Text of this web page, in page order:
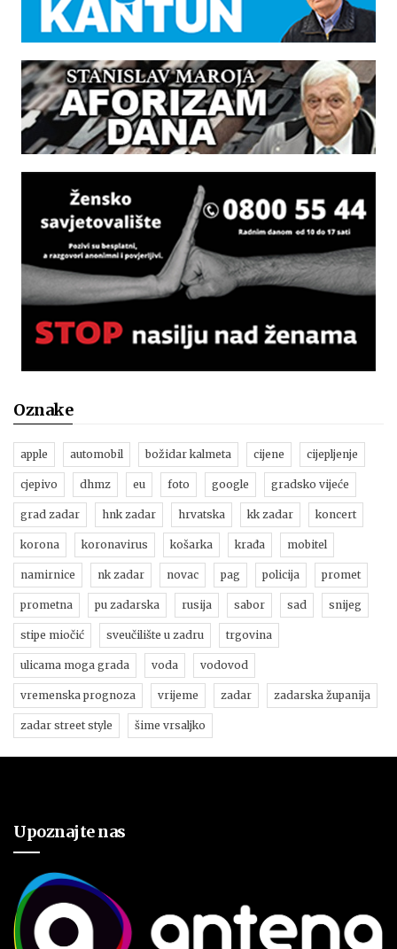
Oznake
apple automobil božidar kalmeta cijene cijepljenje
cjepivo dhmz eu foto google gradsko vijeće
grad zadar hnk zadar hrvatska kk zadar koncert
korona koronavirus košarka krađa mobitel
namirnice nk zadar novac pag policija promet
prometna pu zadarska rusija sabor sad snijeg
stipe miočić sveučilište u zadru trgovina
ulicama moga grada voda vodovod
vremenska prognoza vrijeme zadar zadarska županija
zadar street style šime vrsaljko
Upoznajte nas